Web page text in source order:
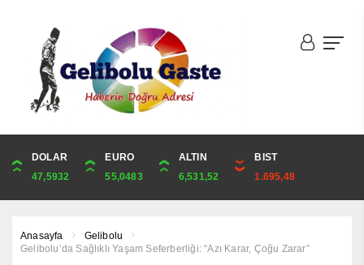
DOLAR
47,5932
EURO
55,0483
ALTIN
6,531,52
BIST
1.695,48
ONS
4,268,07
ALTIN
6,531,52
ÇEYREK
10,679,03
CUMHURİYET
43,869,00
Anasayfa
Gelibolu
Gelibolu’da Sağlıklı Yaşam Seferberliği: “Azı Karar, Çoğu Zarar”